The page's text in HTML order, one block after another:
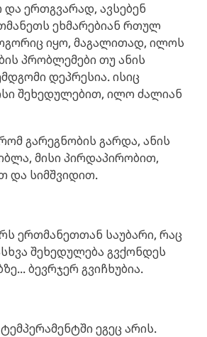
ერთგვარად, ავსებენ
ეხმარებიან რთულ
იყო, მაგალითად, ილოს
პრობლემები თუ ანის
დეპრესია. ისიც
შეხედულებით, ილო ძალიან
გარეგნობის გარდა, ანის
მისი პირდაპირობით,
სიმშვიდით.
ერთმანეთთან საუბარი, რაც
შეხედულება გვქონდეს
ბევრჯერ გვიჩხუბია.
ეგეც არის.